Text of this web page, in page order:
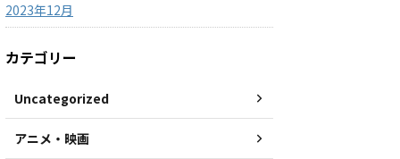
2023年12月
カテゴリー
Uncategorized
アニメ・映画